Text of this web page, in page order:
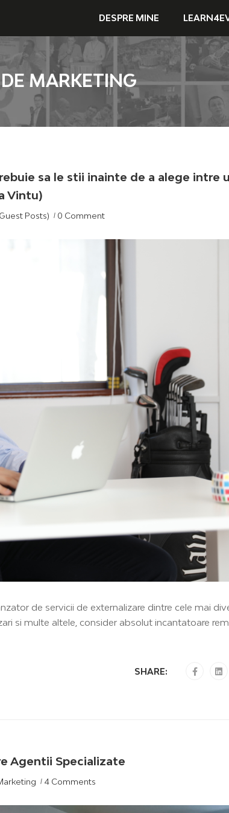
DESPRE MINE
MARKETING
sa le stii inainte de a alege intre
Vintu)
Posts) 0 Comment
de servicii de externalizare dintre cele mai
si multe altele, consider absolut incantatoare
SHARE:
Agentii Specializate
4 Comments